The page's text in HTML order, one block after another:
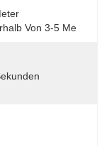
Von 3-5 Me